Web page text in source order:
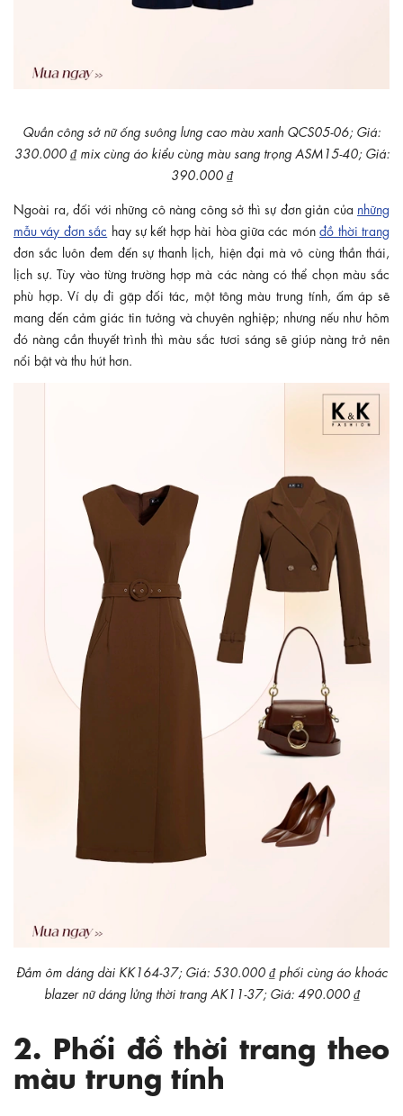
Quần công sở nữ ống suông lưng cao màu xanh QCS05-06; Giá:
330.000 ₫ mix cùng áo kiểu cùng màu sang trọng ASM15-40; Giá:
390.000 ₫
Ngoài ra, đối với những cô nàng công sở thì sự đơn giản của những
mẫu váy đơn sắc hay sự kết hợp hài hòa giữa các mónđồ thời trang
đơn sắc luôn đem đến sự thanh lịch, hiện đại mà vô cùng thần thái,
lịch sự. Tùy vào từng trường hợp mà các nàng có thể chọn màu sắc
phù hợp. Ví dụ đi gặp đối tác, một tông màu trung tính, ấm áp sẽ
mang đến cảm giác tin tưởng và chuyên nghiệp; nhưng nếu như hôm
đó nàng cần thuyết trình thì màu sắc tươi sáng sẽ giúp nàng trở nên
nổi bật và thu hút hơn.
Đầm ôm dáng dài KK164-37; Giá: 530.000 ₫ phối cùng áo khoác
blazer nữ dáng lửng thời trang AK11-37; Giá: 490.000 ₫
2. Phối đồ thời trang theo
màu trung tính